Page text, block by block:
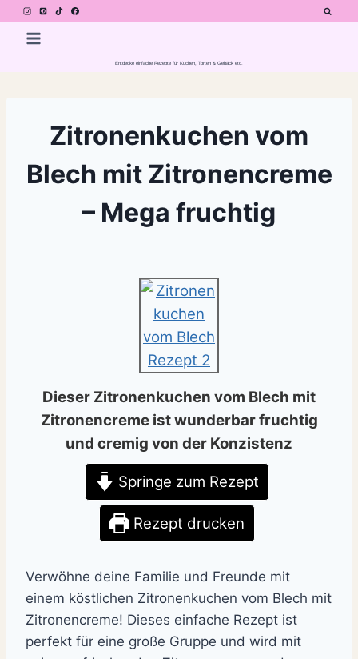
Zum
Inhalt
Entdecke einfache Rezepte für Kuchen, Torten & Gebäck etc.
Zitronenkuchen vom
Blech mit Zitronencreme
– Mega fruchtig
Dieser Zitronenkuchen vom Blech mit
Zitronencreme ist wunderbar fruchtig
und cremig von der Konzistenz
Springe zum Rezept
Rezept drucken
Verwöhne deine Familie und Freunde mit
einem köstlichen Zitronenkuchen vom Blech mit
Zitronencreme! Dieses einfache Rezept ist
perfekt für eine große Gruppe und wird mit